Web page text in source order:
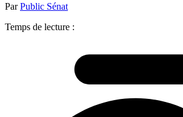
ParPublic Sénat
Temps de lecture :